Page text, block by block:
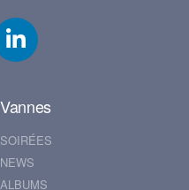
Vannes
SOIRÉES
NEWS
ALBUMS